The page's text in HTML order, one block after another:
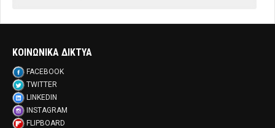
ΚΟΙΝΩΝΙΚΑ ΔΙΚΤΥΑ
FACEBOOK
TWITTER
LINKEDIN
INSTAGRAM
FLIPBOARD